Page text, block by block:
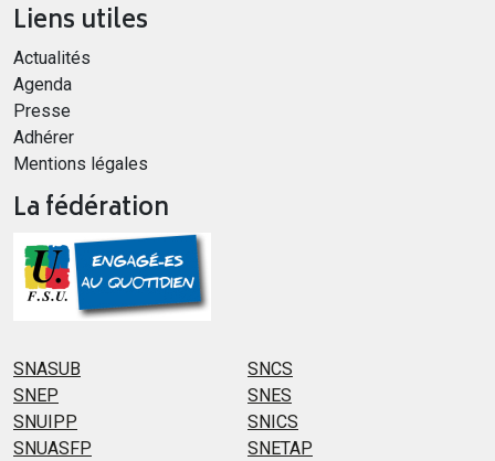
Liens utiles
Actualités
Agenda
Presse
Adhérer
Mentions légales
La fédération
SNASUB
SNCS
SNEP
SNES
SNUIPP
SNICS
SNUASFP
SNETAP